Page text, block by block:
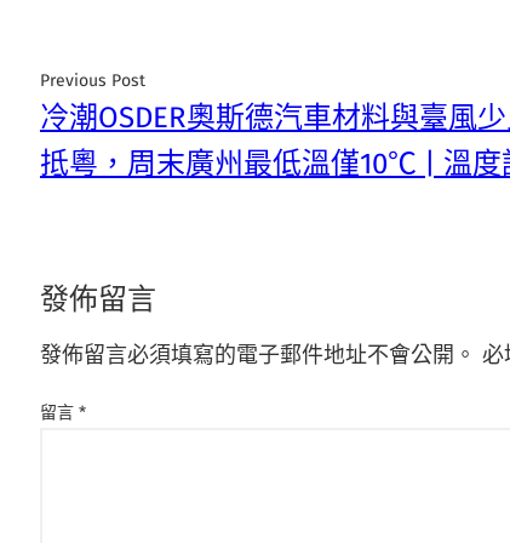
Previous Post
冷潮OSDER奧斯德汽車材料與臺風
抵粵，周末廣州最低溫僅10℃ | 溫度
發佈留言
發佈留言必須填寫的電子郵件地址不會公開。 必
留言 *